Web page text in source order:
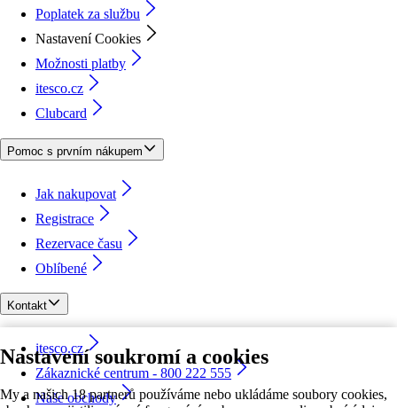
Nastavení soukromí a cookies
My a našich 18 partnerů používáme nebo ukládáme soubory cookies,
Poplatek za službu
Nastavení Cookies
Možnosti platby
itesco.cz
Clubcard
Pomoc s prvním nákupem
Jak nakupovat
Registrace
Rezervace času
Oblíbené
Kontakt
itesco.cz
Zákaznické centrum - 800 222 555
Naše obchody